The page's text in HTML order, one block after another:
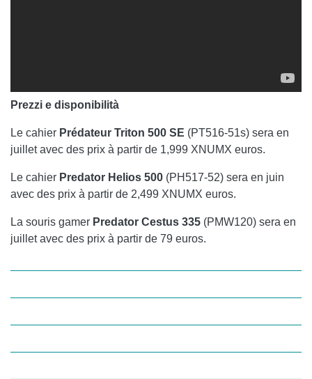
Prezzi e disponibilità
Le cahier Prédateur Triton 500 SE (PT516-51s) sera en
juillet avec des prix à partir de 1,999 XNUMX euros.
Le cahier Predator Helios 500 (PH517-52) sera en juin
avec des prix à partir de 2,499 XNUMX euros.
La souris gamer Predator Cestus 335 (PMW120) sera en
juillet avec des prix à partir de 79 euros.